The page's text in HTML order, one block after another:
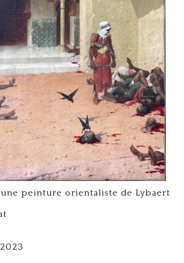
peinture orientaliste de Lybaert